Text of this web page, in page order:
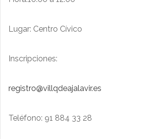
Lugar: Centro Cívico
Inscripciones:
registro@villqdeajalavir.es
Teléfono: 91 884 33 28